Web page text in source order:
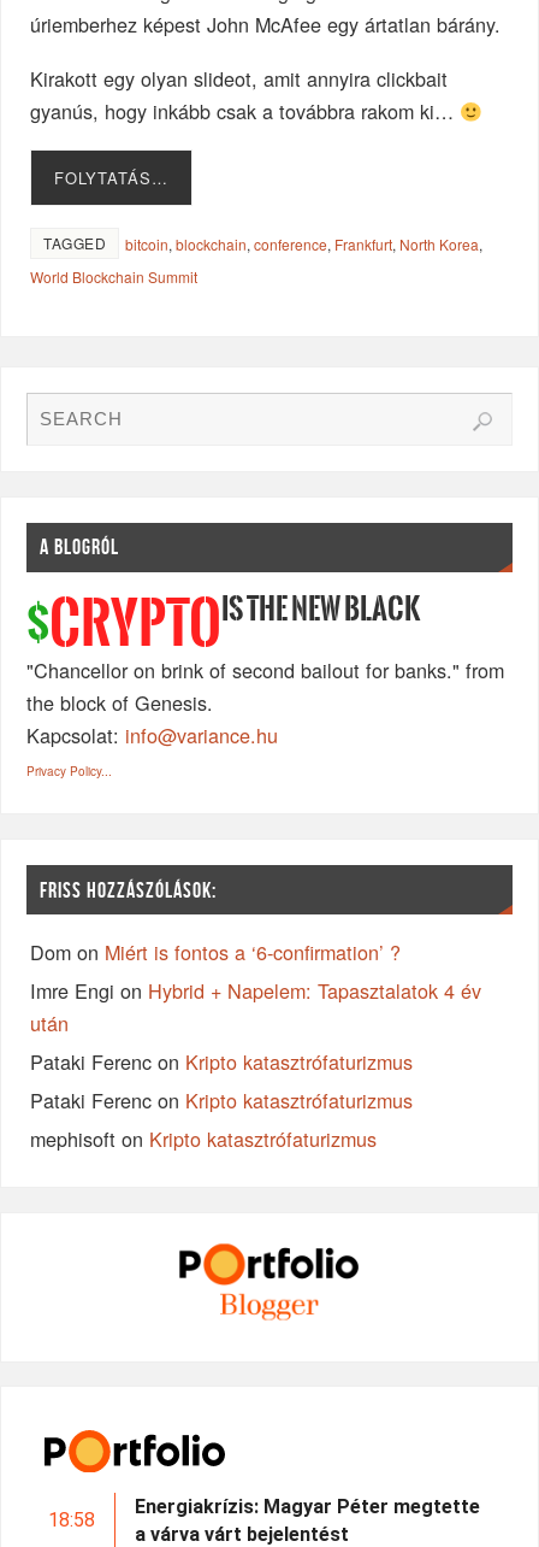
úriemberhez képest John McAfee egy ártatlan bárány.
Kirakott egy olyan slideot, amit annyira clickbait
gyanús, hogy inkább csak a továbbra rakom ki…
FOLYTATÁS…
TAGGED bitcoin,blockchain,conference, Frankfurt, North Korea,
World Blockchain Summit
A BLOGRÓL
$CRYPTO IS THE NEW BLACK
"Chancellor on brink of second bailout for banks." from
the block of Genesis.
Kapcsolat: info@variance.hu
Privacy Policy...
FRISS HOZZÁSZÓLÁSOK:
Dom on Miért is fontos a ‘6-confirmation’ ?
Imre Engi on Hybrid + Napelem: Tapasztalatok 4 év
után
Pataki Ferenc on Kripto katasztrófaturizmus
Pataki Ferenc on Kripto katasztrófaturizmus
mephisoft on Kripto katasztrófaturizmus
18:58
Energiakrízis: Magyar Péter megtette
a várva várt bejelentést